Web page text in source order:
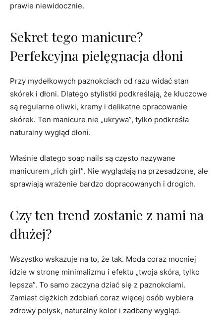
prawie niewidocznie.
Sekret tego manicure?
Perfekcyjna pielęgnacja dłoni
Przy mydełkowych paznokciach od razu widać stan
skórek i dłoni. Dlatego stylistki podkreślają, że kluczowe
są regularne oliwki, kremy i delikatne opracowanie
skórek. Ten manicure nie „ukrywa”, tylko podkreśla
naturalny wygląd dłoni.
Właśnie dlatego soap nails są często nazywane
manicurem „rich girl”. Nie wyglądają na przesadzone, ale
sprawiają wrażenie bardzo dopracowanych i drogich.
Czy ten trend zostanie z nami na
dłużej?
Wszystko wskazuje na to, że tak. Moda coraz mocniej
idzie w stronę minimalizmu i efektu „twoja skóra, tylko
lepsza”. To samo zaczyna dziać się z paznokciami.
Zamiast ciężkich zdobień coraz więcej osób wybiera
zdrowy połysk, naturalny kolor i zadbany wygląd.